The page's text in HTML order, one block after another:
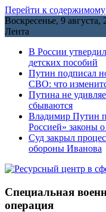
Перейти к содержимому
Воскресенье, 9 августа,
Лента
В России
детских пособий
Путин подписал
СВО: что
Путина не
сбываются
Владимир Путин
Россией» законы
Cуд закрыл
обороны Иванова
Специальная
операция